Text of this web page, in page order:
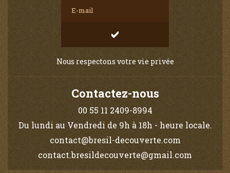
Nous respectons votre vie privée
Contactez-nous
00 55 11 2409-8994
Du lundi au Vendredi de 9h à 18h - heure locale.
contact@bresil-decouverte.com
contact.bresildecouverte@gmail.com